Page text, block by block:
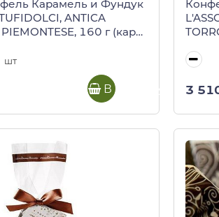
Карамель и Фундук
ANTICA
160 г (карт/
шт
В корзину 3